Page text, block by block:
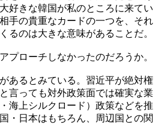
好きな韓国が私のところに来てい
手の貴重なカードの一つを、それ
るのは大きな意味があることだ。
プローチしなかったのだろうか。
あるとみている。習近平が絶対権
言っても対外政策面では確実な業
海上シルクロード）政策などを推
・日本はもちろん、周辺国との関